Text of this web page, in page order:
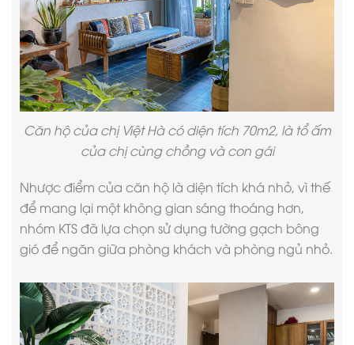
Căn hộcủa chị Việt Hà có diện tích 70m2, là tổ ấm
của chị cùng chồng và con gái
Nhược điểm của căn hộ là diện tích khá nhỏ, vì thế
để mang lại một không gian sáng thoáng hơn,
nhóm KTS đã lựa chọn sử dụng tường gạch bông
gió để ngăn giữa phòng khách và phòng ngủ nhỏ.